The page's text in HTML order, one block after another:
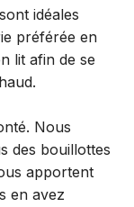
idéales
préférée en
lit afin de se
Nous
des bouillottes
apportent
en avez